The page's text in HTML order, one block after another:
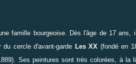
famille bourgeoise. Dès l'âge de 17 ans,
du cercle d'avant-garde Les XX (fondé en
Ses peintures sont très colorées, à la